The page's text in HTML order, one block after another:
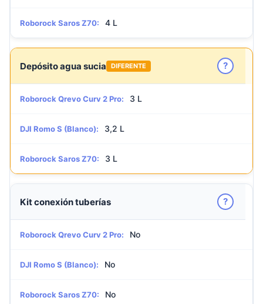
Roborock Saros Z70: 4 L
Depósito agua sucia DIFERENTE ?
Roborock Qrevo Curv 2 Pro: 3 L
DJI Romo S (Blanco): 3,2 L
Roborock Saros Z70: 3 L
Kit conexión tuberías ?
Roborock Qrevo Curv 2 Pro: No
DJI Romo S (Blanco): No
Roborock Saros Z70: No